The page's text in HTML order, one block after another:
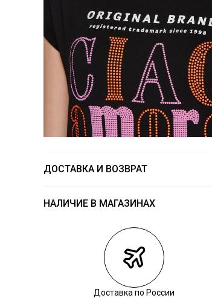
ДОСТАВКА И ВОЗВРАТ
Курьерская доставка СДЭК
Самовывоз из пункта выдачи СДЭК
Самовывоз из наших магазинов
НАЛИЧИЕ В МАГАЗИНАХ
Доставка по России